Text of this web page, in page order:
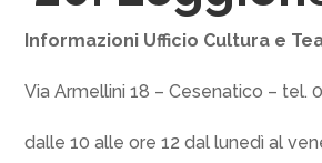
Informazioni Ufficio Cultura e
Via Armellini 18 – Cesenatico – tel.
dalle 10 alle ore 12 dal lunedì al